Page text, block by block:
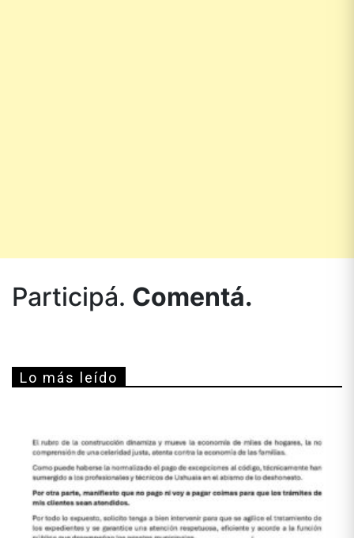
Participá. Comentá.
Lo más leído